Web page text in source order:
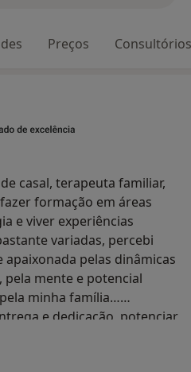
Preços Consultórios
casal, terapeuta familiar,
formação em áreas
e viver experiências
variadas, percebi
pelas dinâmicas
pela mente e potencial
minha família…
e dedicação, potenciar
conjugal e familiar de